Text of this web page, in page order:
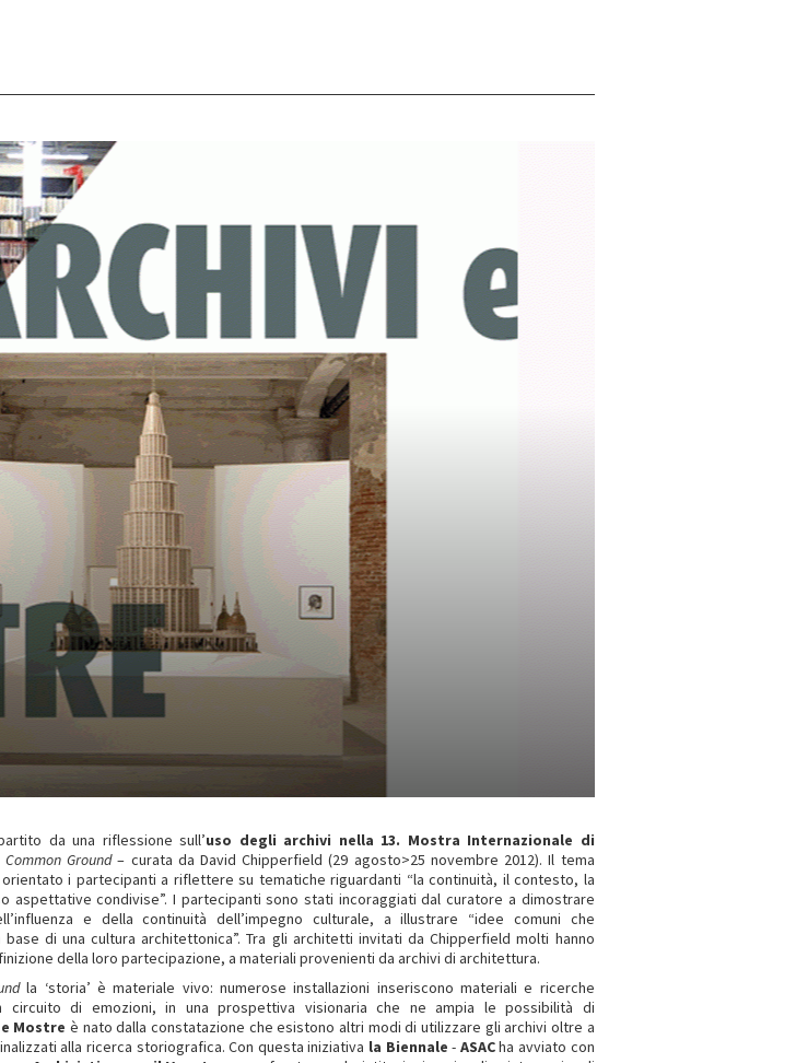
da una riflessione sull’uso degli archivi nella 13. Mostra Internazionale di
Common Ground– curata da David Chipperfield (29 agosto>25 novembre 2012). Il tema
i partecipanti a riflettere su tematiche riguardanti “la continuità, il contesto, la
aspettative condivise”. I partecipanti sono stati incoraggiati dal curatore a dimostrare
e della continuità dell’impegno culturale, a illustrare “idee comuni che
di una cultura architettonica”. Tra gli architetti invitati da Chipperfield molti hanno
della loro partecipazione, a materiali provenienti da archivi di architettura.
la ‘storia’ è materiale vivo: numerose installazioni inseriscono materiali e ricerche
circuito di emozioni, in una prospettiva visionaria che ne ampia le possibilità di
Mostre è nato dalla constatazione che esistono altri modi di utilizzare gli archivi oltre a
alla ricerca storiografica. Con questa iniziativa la Biennale - ASACha avviato con